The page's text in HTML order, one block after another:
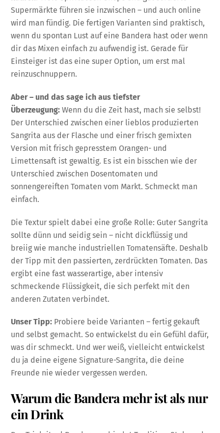
Supermärkte führen sie inzwischen – und auch online
wird man fündig. Die fertigen Varianten sind praktisch,
wenn du spontan Lust auf eine Bandera hast oder wenn
dir das Mixen einfach zu aufwendig ist. Gerade für
Einsteiger ist das eine super Option, um erst mal
reinzuschnuppern.
Aber – und das sage ich aus tiefster
Überzeugung: Wenn du die Zeit hast, mach sie selbst!
Der Unterschied zwischen einer lieblos produzierten
Sangrita aus der Flasche und einer frisch gemixten
Version mit frisch gepresstem Orangen- und
Limettensaft ist gewaltig. Es ist ein bisschen wie der
Unterschied zwischen Dosentomaten und
sonnengereiften Tomaten vom Markt. Schmeckt man
einfach.
Die Textur spielt dabei eine große Rolle: Guter Sangrita
sollte dünn und seidig sein – nicht dickflüssig und
breiig wie manche industriellen Tomatensäfte. Deshalb
der Tipp mit den passierten, zerdrückten Tomaten. Das
ergibt eine fast wasserartige, aber intensiv
schmeckende Flüssigkeit, die sich perfekt mit den
anderen Zutaten verbindet.
Unser Tipp: Probiere beide Varianten – fertig gekauft
und selbst gemacht. So entwickelst du ein Gefühl dafür,
was dir schmeckt. Und wer weiß, vielleicht entwickelst
du ja deine eigene Signature-Sangrita, die deine
Freunde nie wieder vergessen werden.
Warum die Bandera mehr ist als nur
ein Drink